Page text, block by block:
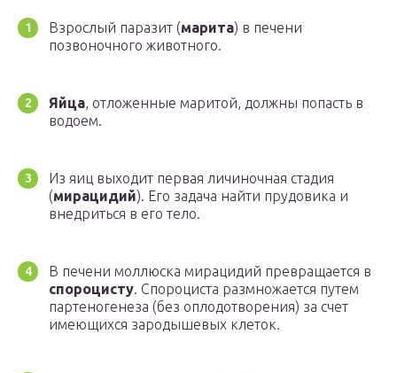
Взрослый паразит (марита) в печени
позвоночного животного.
Яйца, отложенные маритой, должны попасть в
водоем.
Из яиц выходит первая личиночная стадия
(мирацидий). Его задача найти прудовика и
внедриться в его тело.
В печени моллюска мирацидий превращается в
спороцисту. Спороциста размножается путем
партеногенеза (без оплодотворения) за счет
имеющихся зародышевых клеток.